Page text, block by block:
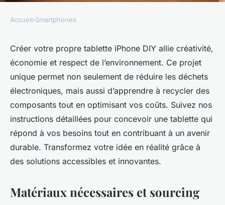
SMARTPHONES
Créez votre tablette iphone diy
éco-responsable et rentable
raoul•17 décembre 2024•6 min de lecture
Accueil›Smartphones
Créer votre propre tablette iPhone DIY allie créativité,
économie et respect de l’environnement. Ce projet
unique permet non seulement de réduire les déchets
électroniques, mais aussi d’apprendre à recycler des
composants tout en optimisant vos coûts. Suivez nos
instructions détaillées pour concevoir une tablette qui
répond à vos besoins tout en contribuant à un avenir
durable. Transformez votre idée en réalité grâce à
des solutions accessibles et innovantes.
Matériaux nécessaires et sourcing